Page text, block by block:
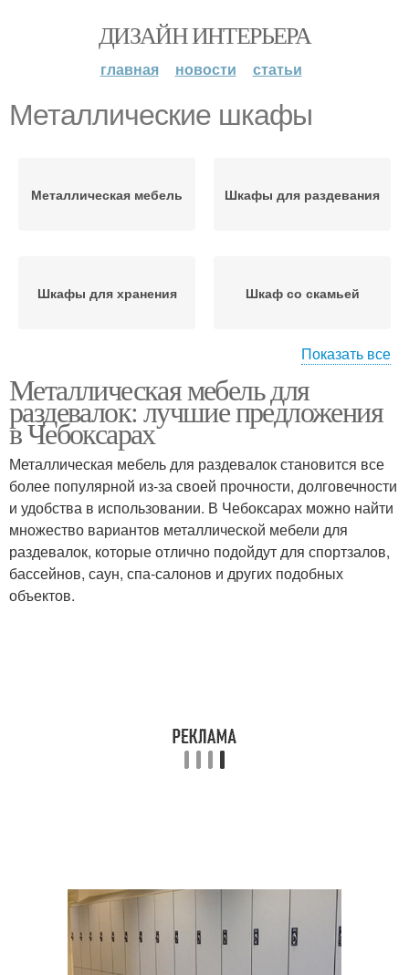
ДИЗАЙН ИНТЕРЬЕРА
главная новости статьи
Металлические шкафы
Металлическая мебель Шкафы для раздевания
Шкафы для хранения Шкаф со скамьей
Шкафы для раздевалок Шкафы для одежды
Секционные шкафы Шкаф для раздевалки
Шкафы для школы
Показать все
Металлическая мебель для
раздевалок: лучшие предложения
в Чебоксарах
Металлическая мебель для раздевалок становится все
более популярной из-за своей прочности, долговечности
и удобства в использовании. В Чебоксарах можно найти
множество вариантов металлической мебели для
раздевалок, которые отлично подойдут для спортзалов,
бассейнов, саун, спа-салонов и других подобных
объектов.